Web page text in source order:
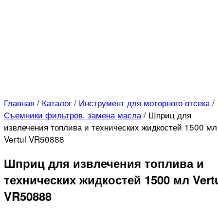
Главная / Каталог / Инструмент для моторного отсека /
Съемники фильтров, замена масла / Шприц для
извлечения топлива и технических жидкостей 1500 мл
Vertul VR50888
Шприц для извлечения топлива и
технических жидкостей 1500 мл
VR50888